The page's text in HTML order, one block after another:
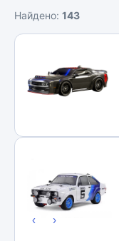
Найдено: 143
‹ ›